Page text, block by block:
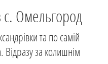
Омельгород
та по самій
Відразу за колишнім